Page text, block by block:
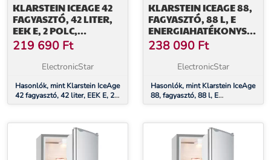
KLARSTEIN ICEAGE 42
FAGYASZTÓ, 42 LITER,
EEK E, 2 POLC,
TERMOSZTÁT, ÜVEG
ELŐLAP
219 690 Ft
ElectronicStar
Hasonlók, mint Klarstein IceAge
42 fagyasztó, 42 liter, EEK E, 2
polc, termosztát, üveg előlap
KLARSTEIN ICEAGE 88,
FAGYASZTÓ, 88 L, E
ENERGIAHATÉKONYSÁGI
OSZTÁLY, 2 EMELET,
TERMOSZTÁT, ÜVEG
ELÜLSŐ RÉSZLAP
238 090 Ft
ElectronicStar
Hasonlók, mint Klarstein IceAge
88, fagyasztó, 88 l, E
energiahatékonysági osztály, 2
részlap